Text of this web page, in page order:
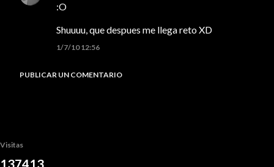
:O
Shuuuu, que despues me llega reto XD
1/7/10 12:56
PUBLICAR UN COMENTARIO
Visitas